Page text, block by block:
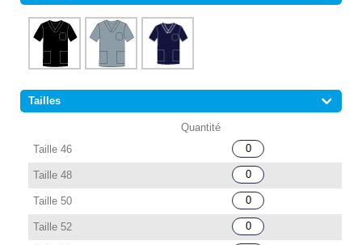
Tailles
Taille 46
Taille 48
Taille 50
Taille 52